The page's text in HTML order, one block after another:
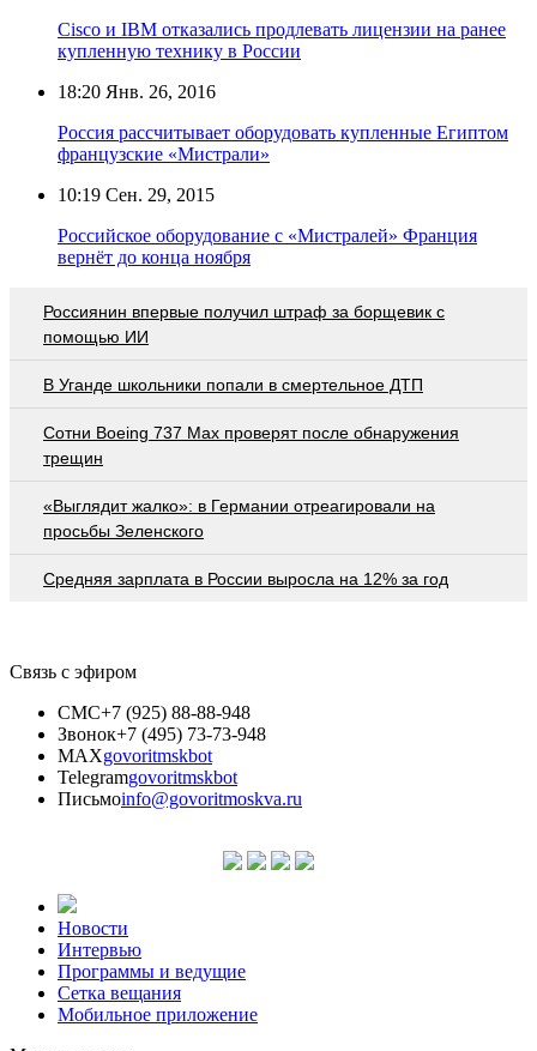
Cisco и IBM отказались продлевать лицензии на ранее
купленную технику в России
18:20 Янв. 26, 2016
Россия рассчитывает оборудовать купленные Египтом
французские «Мистрали»
10:19 Сен. 29, 2015
Российское оборудование с «Мистралей» Франция
вернёт до конца ноября
Россиянин впервые получил штраф за борщевик с
помощью ИИ
В Уганде школьники попали в смертельное ДТП
Сотни Boeing 737 Max проверят после обнаружения
трещин
«Выглядит жалко»: в Германии отреагировали на
просьбы Зеленского
Средняя зарплата в России выросла на 12% за год
Связь с эфиром
СМС+7 (925) 88-88-948
Звонок+7 (495) 73-73-948
MAXgovoritmskbot
Telegramgovoritmskbot
Письмоinfo@govoritmoskva.ru
Новости
Интервью
Программы и ведущие
Сетка вещания
Мобильное приложение